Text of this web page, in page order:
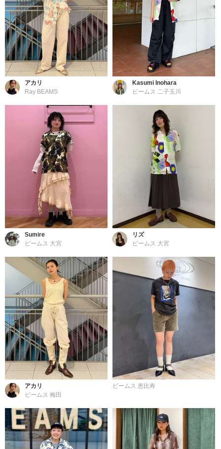
アカリ
Ray BEAMS
Kasumi Inohara
ビームス 二子玉川
Sumire
ビームス 大宮
リズ
ビームス 大宮
アカリ
ビームス 梅田
ビームス 恵比寿